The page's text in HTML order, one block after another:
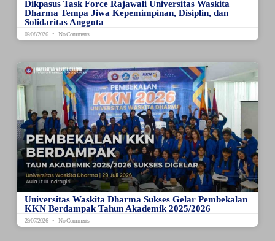
Dikpasus Task Force Rajawali Universitas Waskita
Dharma Tempa Jiwa Kepemimpinan, Disiplin, dan
Solidaritas Anggota
02/08/2026 No Comments
Universitas Waskita Dharma Sukses Gelar Pembekalan
KKN Berdampak Tahun Akademik 2025/2026
29/07/2026 No Comments